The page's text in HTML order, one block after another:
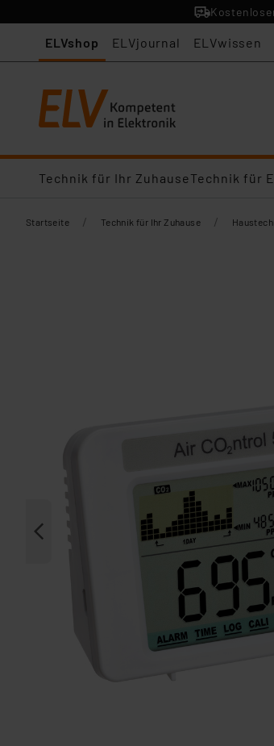
ELVshop ELVjournal ELVwissen
Technik für Ihr ZuhauseTechnik für
Startseite / Technik für Ihr Zuhause /